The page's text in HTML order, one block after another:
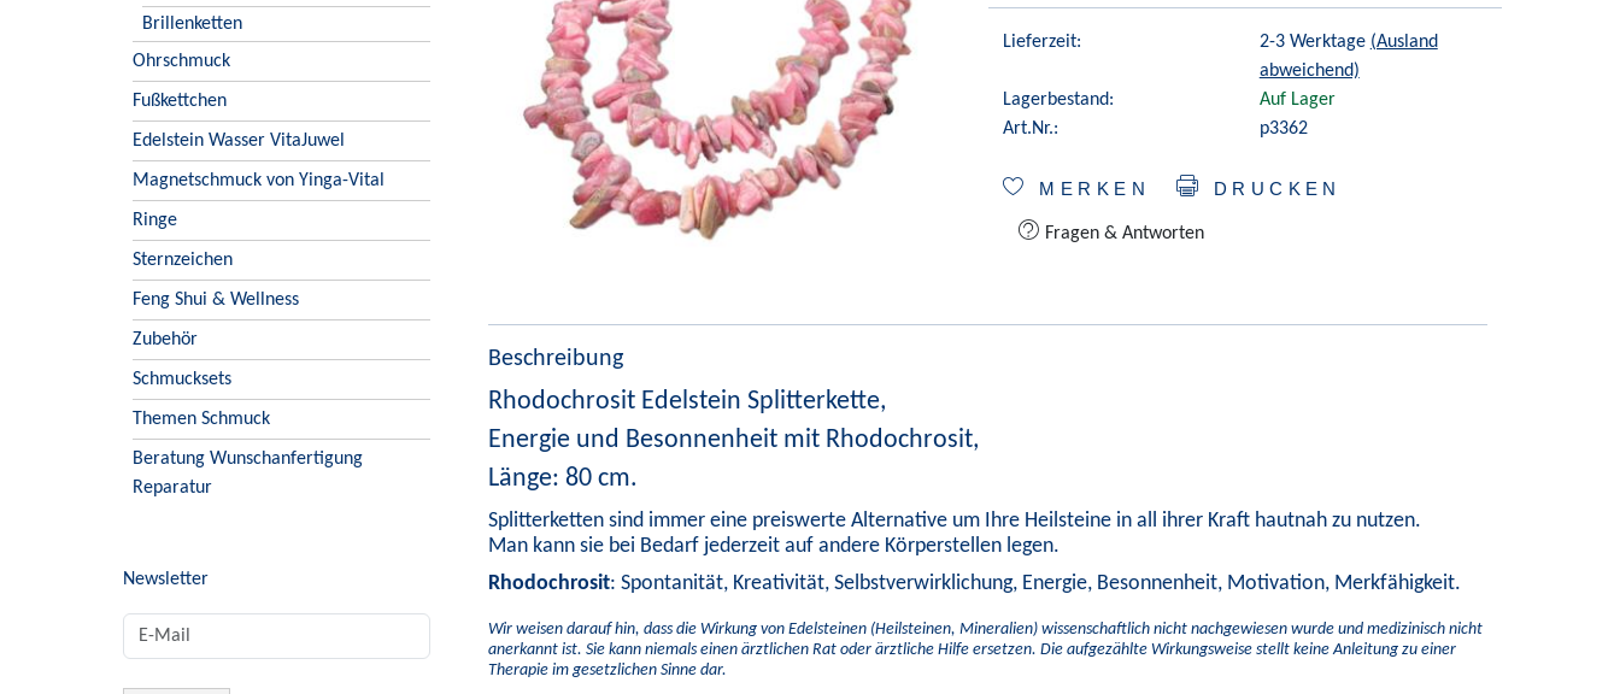
Brillenketten
Ohrschmuck
Fußkettchen
Edelstein Wasser VitaJuwel
Magnetschmuck von Yinga-Vital
Ringe
Sternzeichen
Feng Shui & Wellness
Zubehör
Schmucksets
Themen Schmuck
Beratung Wunschanfertigung
Reparatur
Newsletter
Lieferzeit: 2-3 Werktage (Ausland
abweichend)
Lagerbestand:
Auf Lager
Art.Nr.:
p3362
MERKEN DRUCKEN
Fragen & Antworten
Beschreibung
Rhodochrosit Edelstein Splitterkette,
Energie und Besonnenheit mit Rhodochrosit,
Länge: 80 cm.
Splitterketten sind immer eine preiswerte Alternative um Ihre Heilsteine in all ihrer Kraft hautnah zu nutzen.
Man kann sie bei Bedarf jederzeit auf andere Körperstellen legen.
Rhodochrosit: Spontanität, Kreativität, Selbstverwirklichung, Energie, Besonnenheit, Motivation, Merkfähigkeit.
Wir weisen darauf hin, dass die Wirkung von Edelsteinen (Heilsteinen, Mineralien) wissenschaftlich nicht nachgewiesen wurde und medizinisch nicht
anerkannt ist. Sie kann niemals einen ärztlichen Rat oder ärztliche Hilfe ersetzen. Die aufgezählte Wirkungsweise stellt keine Anleitung zu einer
Therapie im gesetzlichen Sinne dar.